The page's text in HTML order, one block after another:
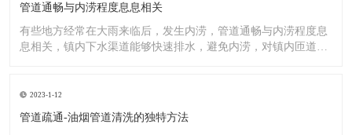
管道通畅与内涝程度息息相关
有些地方经常在大雨来临后，发生内涝，管道通畅与内涝程度息
息相关，镇内下水渠道能够快速排水，避免内涝，对镇内匝道、
2023-1-12
管道疏通-油烟管道清洗的独特方法